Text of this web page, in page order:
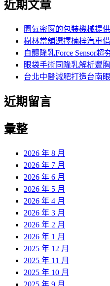
關
近期文章
園氣密窗的包裝機械提
樹林當舖選擇楠梓汽車
自體隆乳Force Sensor
眼袋手術同隆乳解析豐
台北中醫減肥打造台南
近期留言
彙整
2026 年 8 月
2026 年 7 月
2026 年 6 月
2026 年 5 月
2026 年 4 月
2026 年 3 月
2026 年 2 月
2026 年 1 月
2025 年 12 月
2025 年 11 月
2025 年 10 月
2025 年 9 月